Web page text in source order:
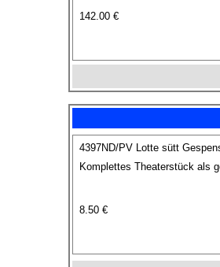
142.00 €
4397ND/PV Lotte sütt
Komplettes Theaterstück als
8.50 €